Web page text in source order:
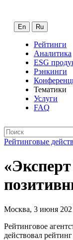
En Ru
Рейтинги
Аналитика
ESG
Рэнкинги
Тематики
Услуги
FAQ
Рейтинговые
Москва, 3 июня
Рейтинговое
действовал